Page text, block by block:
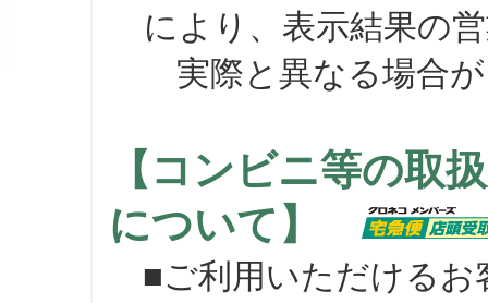
により、表示結果の
実際と異なる場合が
【コンビニ等の取
について】
■ご利用いただけるお